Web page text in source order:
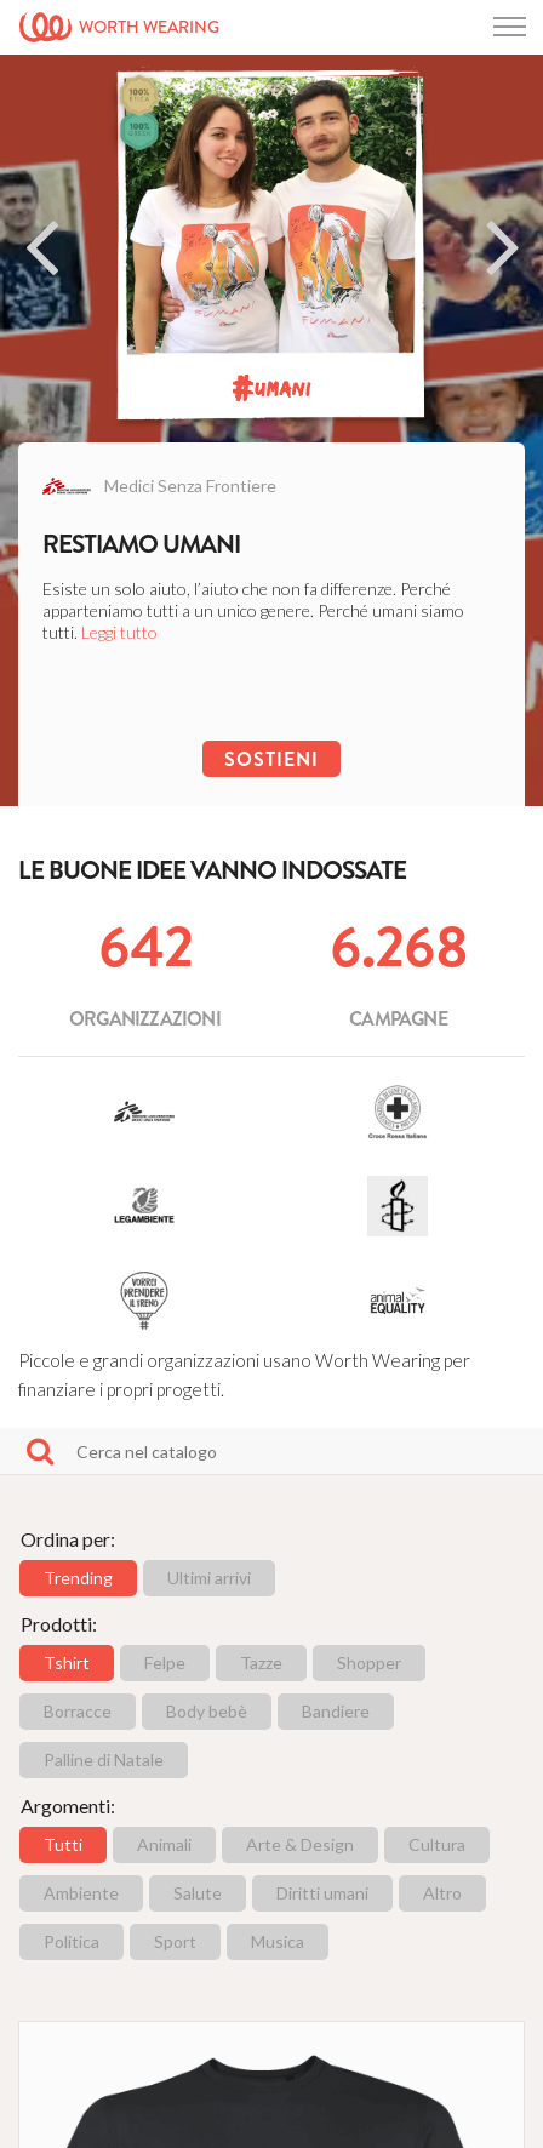
WORTH WEARING
#UMANI
Medici Senza Frontiere
RESTIAMO UMANI
Esiste un solo aiuto, l’aiuto che non fa differenze. Perché
apparteniamo tutti a un unico genere. Perché umani siamo
tutti. Leggi tutto
SOSTIENI
LE BUONE IDEE VANNO INDOSSATE
642
ORGANIZZAZIONI
6.268
CAMPAGNE
Piccole e grandi organizzazioni usano Worth Wearing per
finanziare i propri progetti.
Ordina per:
Trending Ultimi arrivi
Prodotti:
Tshirt Felpe Tazze Shopper
Borracce Body bebè Bandiere
Palline di Natale
Argomenti:
Tutti Animali Arte & Design Cultura
Ambiente Salute Diritti umani Altro
Politica Sport Musica